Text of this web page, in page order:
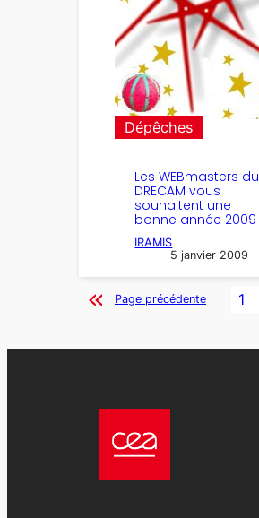
Dépêches
Les WEBmasters du
DRECAM vous
souhaitent une
bonne année 2009
IRAMIS
5 janvier 2009
Page précédente 1